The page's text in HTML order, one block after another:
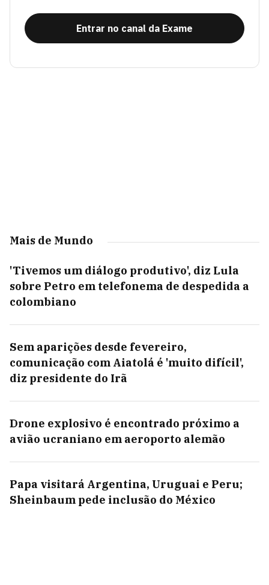
Entrar no canal da Exame
Mais de Mundo
'Tivemos um diálogo produtivo', diz Lula
sobre Petro em telefonema de despedida a
colombiano
Sem aparições desde fevereiro,
comunicação com Aiatolá é 'muito difícil',
diz presidente do Irã
Drone explosivo é encontrado próximo a
avião ucraniano em aeroporto alemão
Papa visitará Argentina, Uruguai e Peru;
Sheinbaum pede inclusão do México